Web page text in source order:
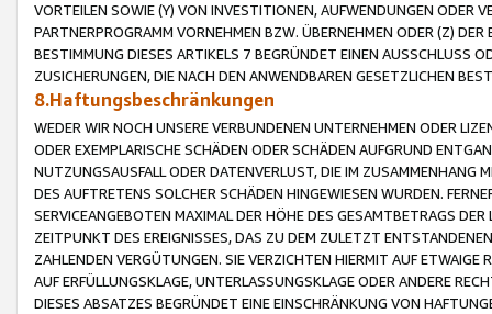
VORTEILEN SOWIE (Y) VON INVESTITIONEN, AUFWENDUNGEN ODER
PARTNERPROGRAMM VORNEHMEN BZW. ÜBERNEHMEN ODER (Z)
BESTIMMUNG DIESES ARTIKELS 7 BEGRÜNDET EINEN AUSSCHLUSS
ZUSICHERUNGEN, DIE NACH DEN ANWENDBAREN GESETZLICHEN
8.Haftungsbeschränkungen
WEDER WIR NOCH UNSERE VERBUNDENEN UNTERNEHMEN ODER
ODER EXEMPLARISCHE SCHÄDEN ODER SCHÄDEN AUFGRUND
NUTZUNGSAUSFALL ODER DATENVERLUST, DIE IM ZUSAMMENHANG
DES AUFTRETENS SOLCHER SCHÄDEN HINGEWIESEN WURDEN.
SERVICEANGEBOTEN MAXIMAL DER HÖHE DES GESAMTBETRAGS
ZEITPUNKT DES EREIGNISSES, DAS ZU DEM ZULETZT
ZAHLENDEN VERGÜTUNGEN. SIE VERZICHTEN HIERMIT AUF
AUF ERFÜLLUNGSKLAGE, UNTERLASSUNGSKLAGE ODER ANDERE
DIESES ABSATZES BEGRÜNDET EINE EINSCHRÄNKUNG VON